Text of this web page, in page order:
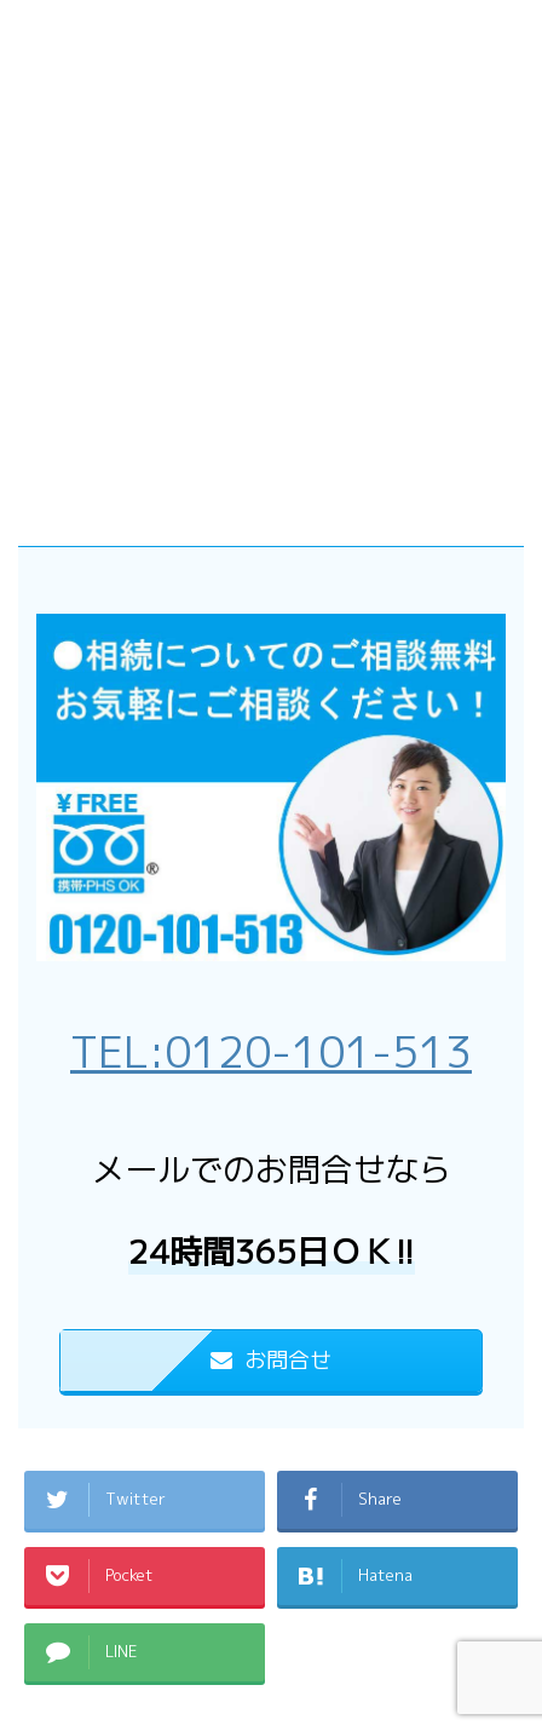
TEL:0120-101-513
メールでのお問合せなら
24時間365日ＯＫ!!
お問合せ
Twitter Share
Pocket Hatena
LINE